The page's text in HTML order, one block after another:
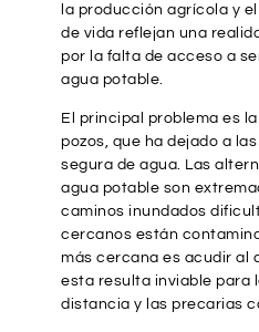
la producción agrícola y
de vida reflejan una
por la falta de acceso a
agua potable.
El principal problema es
pozos, que ha dejado a
segura de agua. Las
agua potable son
caminos inundados
cercanos están
más cercana es acudir al
esta resulta inviable para
distancia y las precarias